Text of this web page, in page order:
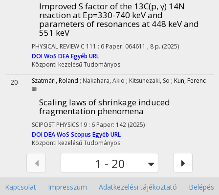
Improved S factor of the 13C(p, γ) 14N
reaction at Ep=330-740 keV and
parameters of resonances at 448 keV and
551 keV
PHYSICAL REVIEW C 111 : 6 Paper: 064611 , 8 p. (2025)
DOIWoS DEAEgyéb URL
Központi kezelésűTudományos
20 Szatmári, Roland ; Nakahara, Akio ; Kitsunezaki, So ; Kun, Ferenc
✉
Scaling laws of shrinkage induced
fragmentation phenomena
SCIPOST PHYSICS 19 : 6 Paper: 142 (2025)
DOIDEAWoS Scopus Egyéb URL
Központi kezelésűTudományos
1 - 20
Kapcsolat Impresszum Adatkezelési tájékoztató Belépés